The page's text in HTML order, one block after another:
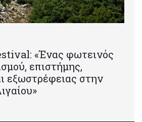
«Ένας φωτεινός
επιστήμης,
εξωστρέφειας στην